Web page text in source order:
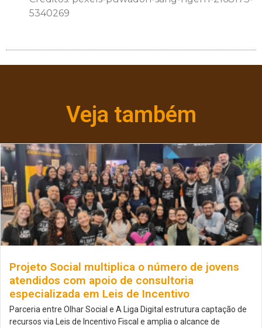
5340269
Veja também
Projeto Social multiplica o número de jovens
atendidos com apoio de consultoria
especializada em Leis de Incentivo
Parceria entre Olhar Social e A Liga Digital estrutura captação de
recursos via Leis de Incentivo Fiscal e amplia o alcance de